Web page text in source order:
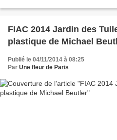
FIAC 2014 Jardin des
plastique de Michael
Publié le 04/11/2014 à 08:25
Par Une fleur de Paris